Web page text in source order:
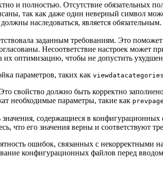
и полностью. Отсутствие обязательных
так как даже один неверный символ
наследоваться, является
заданным требованиям. Это
Несоответствие настроек может
их оптимизацию, чтобы не допустить
параметров, таких как viewdatacategories
свойство должно быть корректно
необходимые параметры, такие как prevpage
содержащиеся в
что его значения верны и соответствуют
ошибок, связанных с некорректными
конфигурационных файлов перед